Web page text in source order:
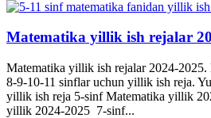
Matematika yillik ish rejalar
Matematika yillik ish rejalar 2024-
8-9-10-11 sinflar uchun yillik ish reja.
yillik ish reja 5-sinf Matematika yillik
yillik 2024-2025 7-sinf...